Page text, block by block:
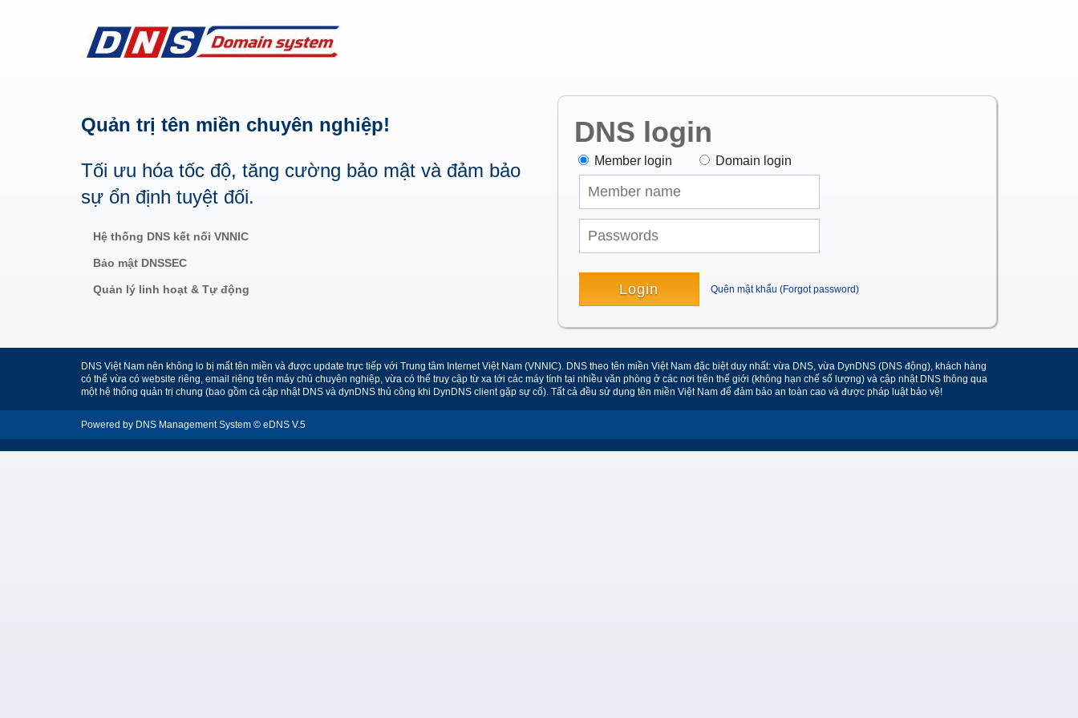
Quản trị tên miền chuyên nghiệp!
Tối ưu hóa tốc độ, tăng cường bảo mật và đảm bảo
sự ổn định tuyệt đối.
Hệ thống DNS kết nối VNNIC
Bảo mật DNSSEC
Quản lý linh hoạt & Tự động
DNS login
Member login Domain login
Quên mật khẩu (Forgot password)
DNS Việt Nam nên không lo bị mất tên miền và được update trực tiếp với Trung tâm Internet Việt Nam (VNNIC). DNS theo tên miền Việt Nam đặc biệt duy nhất: vừa DNS, vừa DynDNS (DNS động), khách hàng
có thể vừa có website riêng, email riêng trên máy chủ chuyên nghiệp, vừa có thể truy cập từ xa tới các máy tính tại nhiều văn phòng ở các nơi trên thế giới (không hạn chế số lượng) và cập nhật DNS thông qua
một hệ thống quản trị chung (bao gồm cả cập nhật DNS và dynDNS thủ công khi DynDNS client gặp sự cố). Tất cả đều sử dụng tên miền Việt Nam để đảm bảo an toàn cao và được pháp luật bảo vệ!
Powered by DNS Management System © eDNS V.5